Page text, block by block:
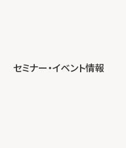
セミナー・イベント情報